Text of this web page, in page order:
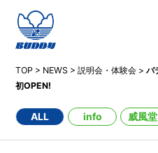
TOP > NEWS >説明会・体験会 >バ
初OPEN!
ALL info 威風